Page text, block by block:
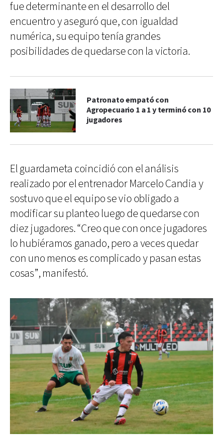
fue determinante en el desarrollo del
encuentro y aseguró que, con igualdad
numérica, su equipo tenía grandes
posibilidades de quedarse con la victoria.
Patronato empató con
Agropecuario 1 a 1 y terminó con 10
jugadores
El guardameta coincidió con el análisis
realizado por el entrenador Marcelo Candia y
sostuvo que el equipo se vio obligado a
modificar su planteo luego de quedarse con
diez jugadores. “Creo que con once jugadores
lo hubiéramos ganado, pero a veces quedar
con uno menos es complicado y pasan estas
cosas”, manifestó.